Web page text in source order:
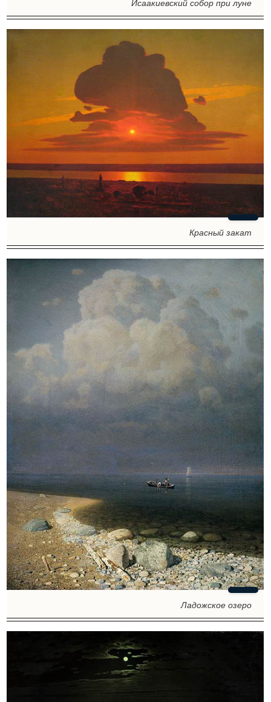
Исаакиевский собор при луне
Красный закат
Ладожское озеро